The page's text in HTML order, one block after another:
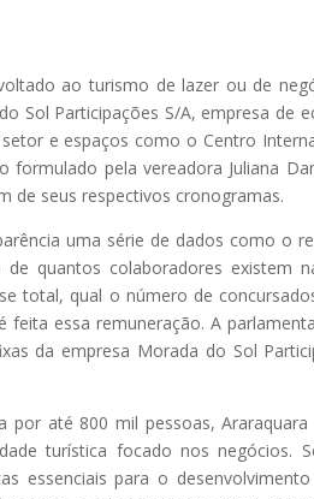
ao turismo de lazer ou de
Sol Participações S/A, empresa de
e espaços como o Centro
formulado pela vereadora Juliana
de seus respectivos cronogramas.
uma série de dados como o
quantos colaboradores existem
total, qual o número de
feita essa remuneração. A
da empresa Morada do Sol
por até 800 mil pessoas,
turística focado nos negócios.
essenciais para o